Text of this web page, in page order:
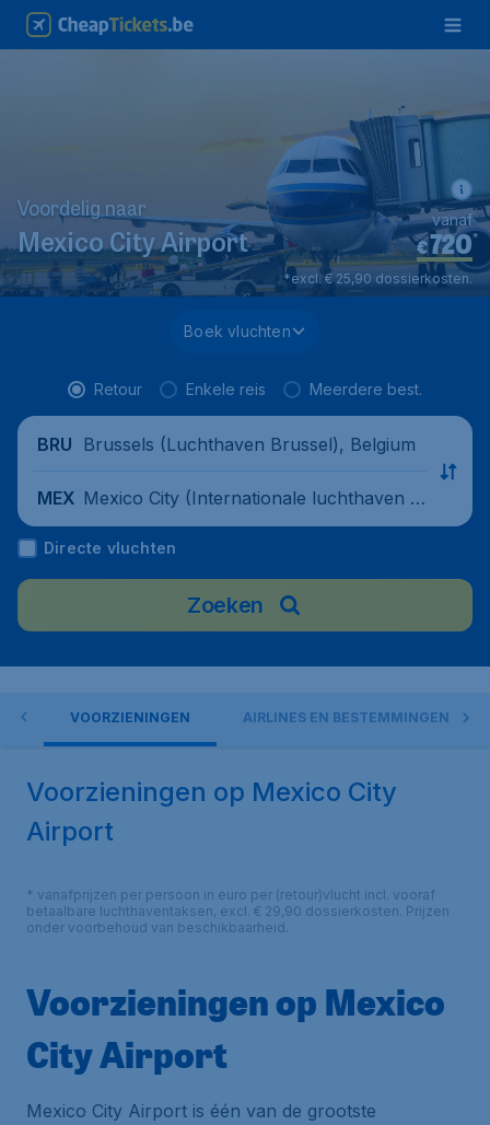
Voordelig naar
Mexico City Airport €720*
vanaf
*excl. € 25,90 dossierkosten.
Boek vluchten
Retour Enkele reis Meerdere best.
BRU Brussels (Luchthaven Brussel), Belgium
MEX Mexico City (Internationale luchthaven v
an Mexico-Stad), Mexico
Directe vluchten
Zoeken
VOORZIENINGEN AIRLINES EN BESTEMMINGEN
Voorzieningen op Mexico City
Airport
* vanafprijzen per persoon in euro per (retour)vlucht incl. vooraf
betaalbare luchthaventaksen, excl. € 29,90 dossierkosten. Prijzen
onder voorbehoud van beschikbaarheid.
Voorzieningen op Mexico
City Airport
Mexico City Airport is één van de grootste